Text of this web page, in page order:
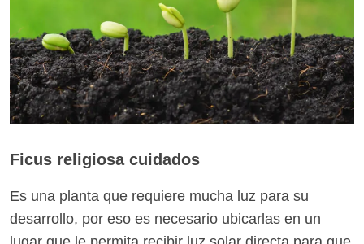
Ficus religiosa cuidados
Es una planta que requiere mucha luz para su
desarrollo, por eso es necesario ubicarlas en un